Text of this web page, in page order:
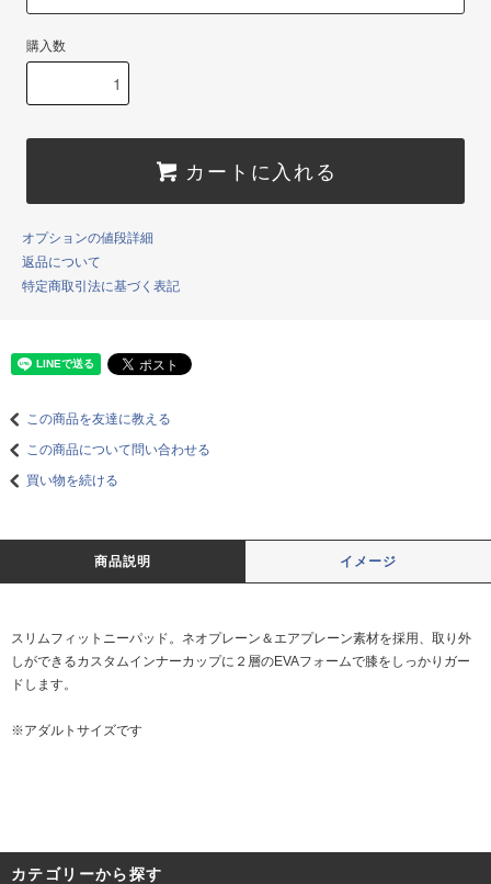
購入数
カートに入れる
オプションの値段詳細
返品について
特定商取引法に基づく表記
この商品を友達に教える
この商品について問い合わせる
買い物を続ける
商品説明 イメージ
スリムフィットニーパッド。ネオプレーン＆エアプレーン素材を採用、取り外
しができるカスタムインナーカップに２層のEVAフォームで膝をしっかりガー
ドします。
※アダルトサイズです
カテゴリーから探す